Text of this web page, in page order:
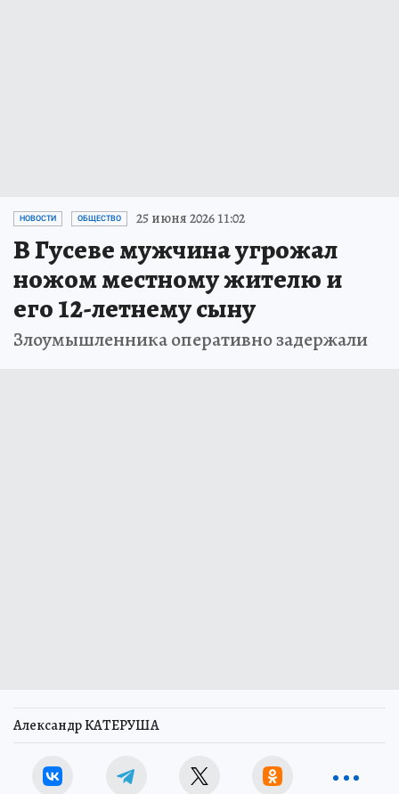
НОВОСТИ ОБЩЕСТВО 25 июня 2026 11:02
В Гусеве мужчина угрожал
ножом местному жителю и
его 12-летнему сыну
Злоумышленника оперативно задержали
Александр КАТЕРУША